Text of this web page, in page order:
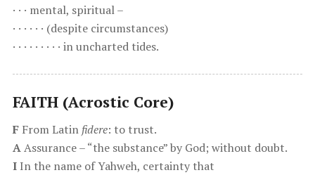
· · · mental, spiritual –
· · · · · · (despite circumstances)
· · · · · · · · · in uncharted tides.
FAITH (Acrostic Core)
FFrom Latin fidere: to trust.
AAssurance – “the substance” by God; without doubt.
IIn the name of Yahweh, certainty that